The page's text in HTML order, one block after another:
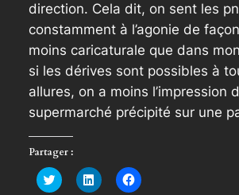
direction. Cela dit, on sent les
constamment à l’agonie de
moins caricaturale que dans
si les dérives sont possibles à
allures, on a moins l’impression
supermarché précipité sur une
Partager :
Cliquez
pour
Cliquez
pour
Cliquez
pour